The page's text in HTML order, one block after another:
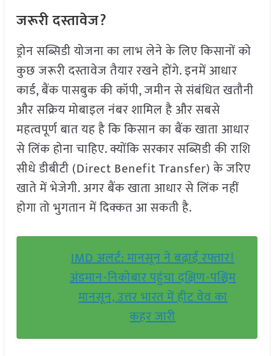
जरूरी दस्तावेज?
ड्रोन सब्सिडी योजना का लाभ लेने के लिए किसानों को
कुछ जरूरी दस्तावेज तैयार रखने होंगे. इनमें आधार
कार्ड, बैंक पासबुक की कॉपी, जमीन से संबंधित खतौनी
और सक्रिय मोबाइल नंबर शामिल है और सबसे
महत्वपूर्ण बात यह है कि किसान का बैंक खाता आधार
से लिंक होना चाहिए. क्योंकि सरकार सब्सिडी की राशि
सीधे डीबीटी (Direct Benefit Transfer) के जरिए
खाते में भेजेगी. अगर बैंक खाता आधार से लिंक नहीं
होगा तो भुगतान में दिक्कत आ सकती है.
IMD अलर्ट: मानसून ने बढ़ाई रफ्तार!
अंडमान-निकोबार पहुंचा दक्षिण-पश्चिम
मानसून, उत्तर भारत में हीट वेव का
कहर जारी